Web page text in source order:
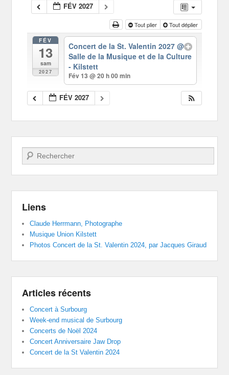
FÉV 2027
Tout plier Tout déplier
FÉV
13
sam
2027
Concert de la St. Valentin 2027 @
Salle de la Musique et de la Culture
- Kilstett
Fév 13 @ 20 h 00 min
FÉV 2027
Recherche
Liens
Claude Herrmann, Photographe
Musique Union Kilstett
Photos Concert de la St. Valentin 2024, par Jacques Giraud
Articles récents
Concert à Surbourg
Week-end musical de Surbourg
Concerts de Noël 2024
Concert Anniversaire Jaw Drop
Concert de la St Valentin 2024